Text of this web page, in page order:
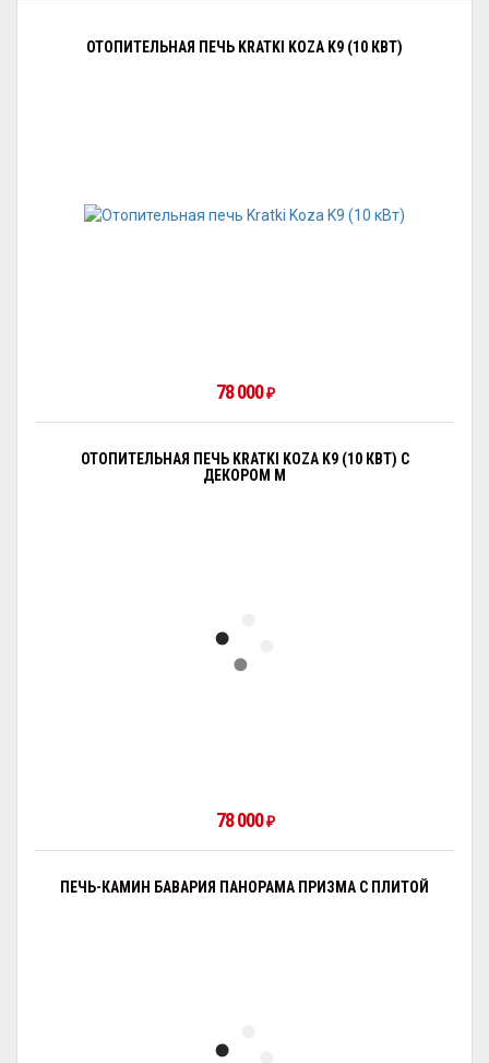
ОТОПИТЕЛЬНАЯ ПЕЧЬ KRATKI KOZA K9 (10 КВТ)
78 000₽
ОТОПИТЕЛЬНАЯ ПЕЧЬ KRATKI KOZA K9 (10 КВТ) С
ДЕКОРОМ М
78 000₽
ПЕЧЬ-КАМИН БАВАРИЯ ПАНОРАМА ПРИЗМА С ПЛИТОЙ